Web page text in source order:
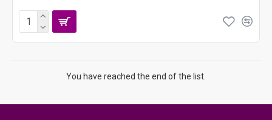
You have reached the end of the list.